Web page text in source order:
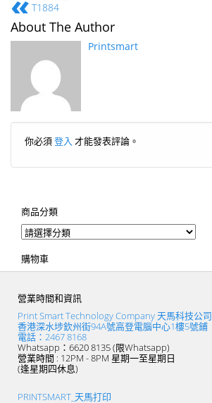
T1884
About The Author
Printsmart
你必須登入 才能發表評論。
商品分類
購物車
營業時間和資訊
Print Smart Technology Company 天馬科技公司
香港深水埗欽州街94A號高登電腦中心1樓5號鋪
電話：2467 8168
Whatsapp：6620 8135 (限Whatsapp)
營業時間 : 12PM - 8PM 星期一至星期日
(逢星期四休息)
PRINTSMART_天馬打印